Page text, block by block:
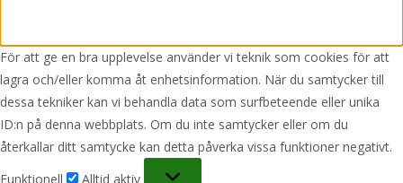
För att ge en bra upplevelse använder vi teknik som cookies för att
lagra och/eller komma åt enhetsinformation. När du samtycker till
dessa tekniker kan vi behandla data som surfbeteende eller unika
ID:n på denna webbplats. Om du inte samtycker eller om du
återkallar ditt samtycke kan detta påverka vissa funktioner negativt.
Funktionell
Alltid aktiv